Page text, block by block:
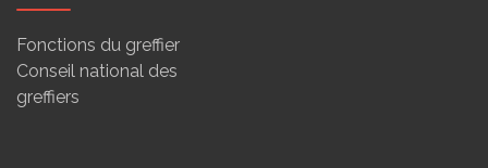
Fonctions du greffier
Conseil national des
greffiers